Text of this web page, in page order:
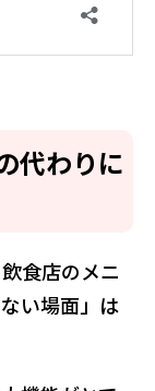
代わりに
食店のメニ
い場面」は